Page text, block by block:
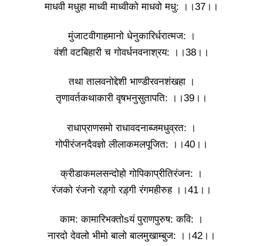
माधवी मधुहा माध्वी माध्वीको माधवो मधु: ।।37।।
मुंजाटवीगाहमानो धेनुकारिर्धरात्मज: ।
वंशी वटबिहारी च गोवर्धनवनाश्रय: ।।38।।
तथा तालवनोद्देशी भाण्डीरवनशंखहा ।
तृणावर्तकथाकारी वृषभनुसुतापति: ।।39।।
राधाप्राणसमो राधावदनाब्जमधुव्रत: ।
गोपीरंजनदैवज्ञो लीलाकमलपूजित: ।।40।।
क्रीडाकमलसन्दोहो गोपिकाप्रीतिरंजन: ।
रंजको रंजनो रड़्गो रड़्गी रंगमहीरुह ।।41।।
काम: कामारिभक्तोsयं पुराणपुरुष: कवि: ।
नारदो देवलो भीमो बालो बालमुखाम्बुज: ।।42।।